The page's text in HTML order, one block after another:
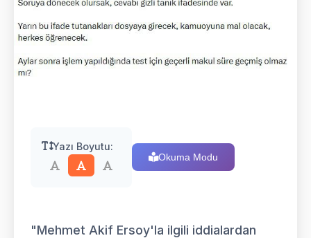
Yazı Boyutu:
Okuma Modu
"Mehmet Akif Ersoy'la ilgili iddialardan